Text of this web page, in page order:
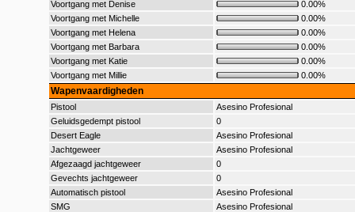
Voortgang met Denise
0.00%
Voortgang met Michelle
0.00%
Voortgang met Helena
0.00%
Voortgang met Barbara
0.00%
Voortgang met Katie
0.00%
Voortgang met Millie
0.00%
Wapenvaardigheden
Pistool
Asesino Profesional
Geluidsgedempt pistool
0
Desert Eagle
Asesino Profesional
Jachtgeweer
Asesino Profesional
Afgezaagd jachtgeweer
0
Gevechts jachtgeweer
0
Automatisch pistool
Asesino Profesional
SMG
Asesino Profesional